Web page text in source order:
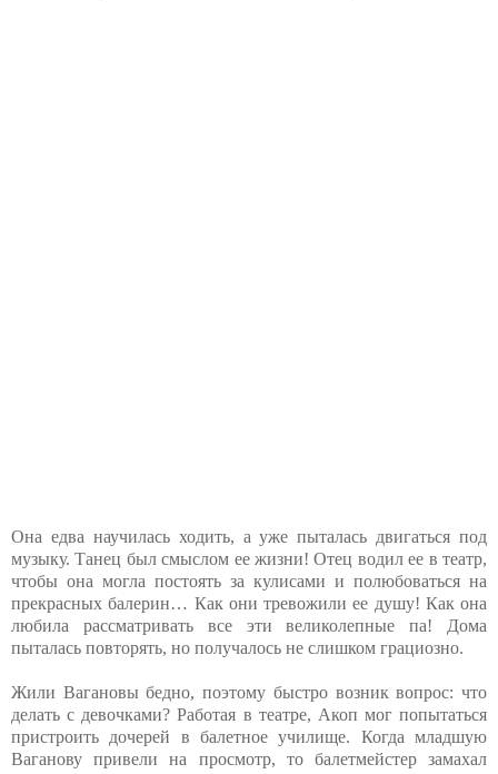
Она едва научилась ходить, а уже пыталась двигаться под
музыку. Танец был смыслом ее жизни! Отец водил ее в театр,
чтобы она могла постоять за кулисами и полюбоваться на
прекрасных балерин… Как они тревожили ее душу! Как она
любила рассматривать все эти великолепные па! Дома
пыталась повторять, но получалось не слишком грациозно.
Жили Вагановы бедно, поэтому быстро возник вопрос: что
делать с девочками? Работая в театре, Акоп мог попытаться
пристроить дочерей в балетное училище. Когда младшую
Ваганову привели на просмотр, то балетмейстер замахал